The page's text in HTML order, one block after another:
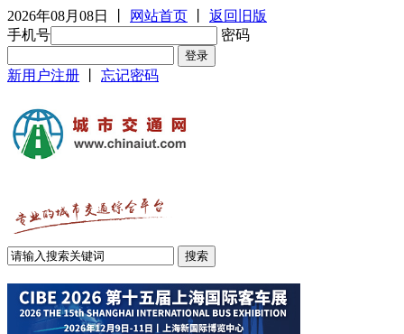
2026年08月08日 网站首页
返回旧版
手机号
密码
新用户注册 忘记密码